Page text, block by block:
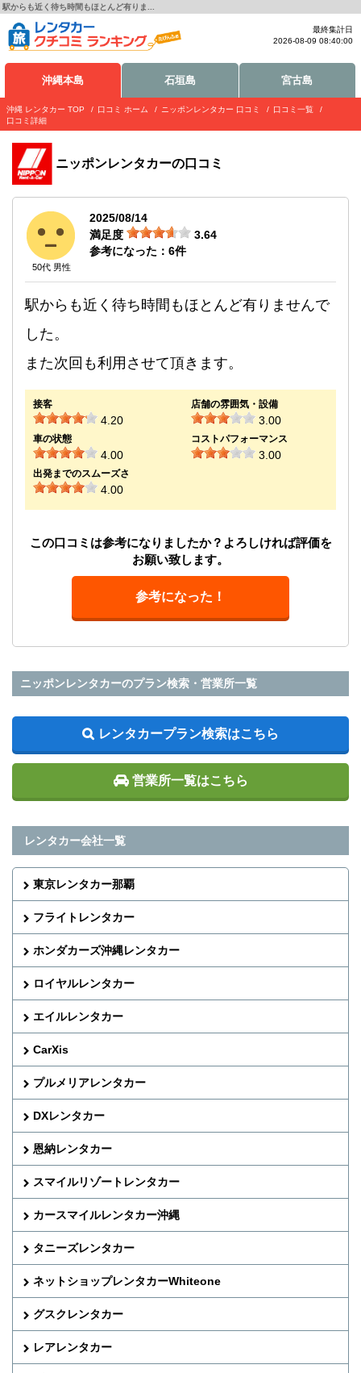
駅からも近く待ち時間もほとんど有りま...
最終集計日
2026-08-09 08:40:00
沖縄本島 石垣島 宮古島
沖縄 レンタカー TOP 口コミ ホーム ニッポンレンタカー 口コミ
口コミ一覧
口コミ詳細
ニッポンレンタカーの口コミ
50代 男性
2025/08/14
満足度
3.64
参考になった： 6件
駅からも近く待ち時間もほとんど有りませんで
した。
また次回も利用させて頂きます。
接客
4.20
店舗の雰囲気・設備
3.00
車の状態
4.00
コストパフォーマンス
3.00
出発までのスムーズさ
4.00
この口コミは参考になりましたか？よろしければ評価を
お願い致します。
参考になった！
ニッポンレンタカーのプラン検索・営業所一覧
レンタカープラン検索はこちら
営業所一覧はこちら
レンタカー会社一覧
東京レンタカー那覇
フライトレンタカー
ホンダカーズ沖縄レンタカー
ロイヤルレンタカー
エイルレンタカー
CarXis
プルメリアレンタカー
DXレンタカー
恩納レンタカー
スマイルリゾートレンタカー
カースマイルレンタカー沖縄
タニーズレンタカー
ネットショップレンタカーWhiteone
グスクレンタカー
レアレンタカー